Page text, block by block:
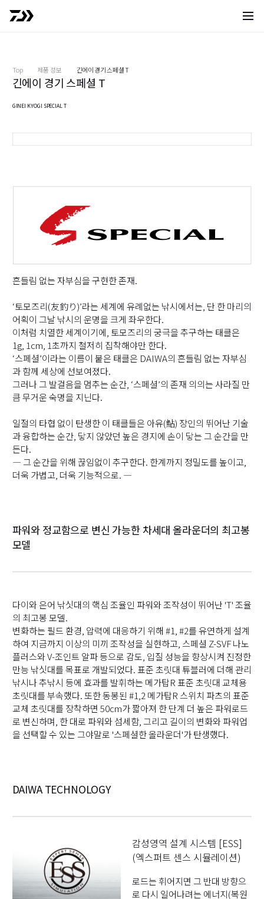
사이
Top 제품 정보 긴에이 경기 스페셜 T
긴에이 경기 스페셜 T
GINEI KYOGI SPECIAL T
흔들림 없는 자부심을 구현한 존재.
‘토모즈리(友釣り)’라는 세계에 유례없는 낚시에서는, 단 한 마리의
어획이 그날 낚시의 운명을 크게 좌우한다.
이처럼 치열한 세계이기에, 토모즈리의 궁극을 추구하는 태클은
1g, 1cm, 1초까지 철저히 집착해야만 한다.
‘스페셜’이라는 이름이 붙은 태클은 DAIWA의 흔들림 없는 자부심
과 함께 세상에 선보여졌다.
그러나 그 발걸음을 멈추는 순간, ‘스페셜’의 존재 의의는 사라질 만
큼 무거운 숙명을 지닌다.
일절의 타협 없이 탄생한 이 태클들은 아유(鮎) 장인의 뛰어난 기술
과 융합하는 순간, 닿지 않았던 높은 경지에 손이 닿는 그 순간을 만
든다.
― 그 순간을 위해 끊임없이 추구한다. 한계까지 정밀도를 높이고,
더욱 가볍고, 더욱 기능적으로. ―
파워와 정교함으로 변신 가능한 차세대 올라운더의 최고봉
모델
다이와 은어 낚싯대의 핵심 조율인 파워와 조작성이 뛰어난 'T' 조율
의 최고봉 모델.
변화하는 필드 환경, 압력에 대응하기 위해 #1, #2를 유연하게 설계
하여 지금까지 이상의 미끼 조작성을 실현하고, 스페셜 Z-SVF 나노
플러스와 V-조인트 알파 등으로 감도, 입질 성능을 향상시켜 진정한
만능 낚싯대를 목표로 개발되었다. 표준 초릿대 튜블러에 더해 관리
낚시나 추낚시 등에 효과를 발휘하는 메가탑R 표준 초릿대 교체용
초릿대를 부속했다. 또한 동봉된 #1,2 메가탑R 스위치 파츠의 표준
교체 초릿대를 장착하면 50cm가 짧아져 한 단계 더 높은 파워로드
로 변신하며, 한 대로 파워와 섬세함, 그리고 길이의 변화와 파워업
을 선택할 수 있는 그야말로 '스페셜한 올라운더'가 탄생했다.
DAIWA TECHNOLOGY
감성영역 설계 시스템 [ESS]
(엑스퍼트 센스 시뮬레이션)
로드는 휘어지면 그 반대 방향으
로 다시 일어나려는 에너지(복원